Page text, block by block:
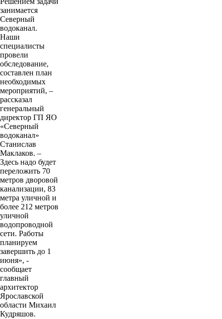
занимается
Северный
водоканал.
Наши
специалисты
провели
обследование,
составлен план
необходимых
мероприятий, –
рассказал
генеральный
директор ГП ЯО
«Северный
водоканал»
Станислав
Маклаков. –
Здесь надо будет
переложить 70
метров дворовой
канализации, 83
метра уличной и
более 212 метров
уличной
водопроводной
сети. Работы
планируем
завершить до 1
июня», -
сообщает
главный
архитектор
Ярославской
области Михаил
Кудряшов.